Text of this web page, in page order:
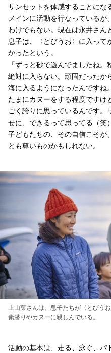
サンセットを体感することにな
メインに活動を行なっている
わけでもない。現在は永井さん
息子は、〈とびうお〉に入って
かったという。
「ずっと砂で遊んでましたね。
絶対に入らない。頑固だったか
海に入るようになったんですね
たまにカヌーをする程度ですけ
ごく誇りに思っているんです。
せに、できるって思ってる（笑
子どもたちの、その自信こそが
とも尊いものかもしれない。
上山葉さんは、息子たちが〈とびう
素潜りやカヌーに親しんでいる。
活動の基本は、走る、泳ぐ、パ